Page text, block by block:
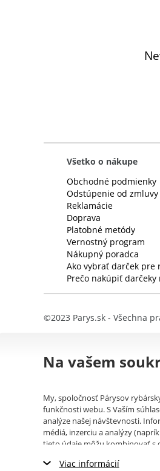
Všetko o nákupe
Obchodné podmienky
Odstúpenie od zmluvy
Reklamácie
Doprava
Platobné metódy
Vernostný program
Nákupný poradca
Ako vybrať darček pre
Prečo nakúpiť darčeky
©2023 Parys.sk - Všechna
Na vašem
My, spoločnosť Párysov
funkčnosti webu. S Vaším
analýze našej návštevnosti.
médiá, inzerciu a analýzy
tieto údaje môžu kombinovať s
prezeraním webu. Svoj súhlas
Viac informácií